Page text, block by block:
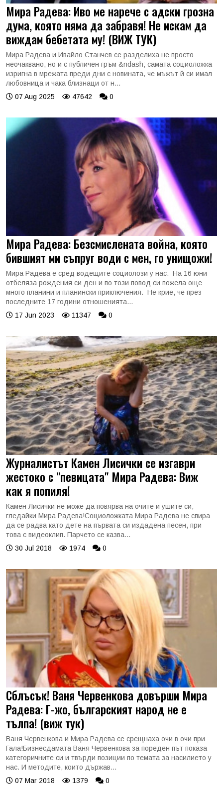
Мира Радева: Иво ме нарече с адски грозна
дума, която няма да забравя! Не искам да
виждам бебетата му! (ВИЖ ТУК)
Мира Радева и Ивайло Станчев се разделиха не просто
неочаквано, но и с публичен гръм &ndash; самата социоложка
изригна в мрежата преди дни с новината, че мъжът й си имал
любовница и чака близнаци от н...
07 Aug 2025
47642 0
Мира Радева: Безсмислената война, която
бившият ми съпруг води с мен, го унищожи!
Мира Радева е сред водещите социолози у нас. На 16 юни
отбеляза рождения си ден и по този повод си пожела още
много планини и планински приключения. Не крие, че през
последните 17 години отношенията...
17 Jun 2023
11347 0
Журналистът Камен Лисички се изгаври
жестоко с "певицата" Мира Радева: Виж
как я попиля!
Камен Лисички не може да повярва на очите и ушите си,
гледайки Мира Радева!Социоложката Мира Радева не спира
да се радва като дете на първата си издадена песен, при
това с видеоклип. Парчето се казва...
30 Jul 2018
1974 0
Сблъсък! Ваня Червенкова довърши Мира
Радева: Г-жо, българският народ не е
тълпа! (виж тук)
Ваня Червенкова и Мира Радева се срещнаха очи в очи при
Гала!Бизнесдамата Ваня Червенкова за пореден път показа
категоричните си и твърди позиции по темата за насилието у
нас. И методите, които държав...
07 Mar 2018
1379 0